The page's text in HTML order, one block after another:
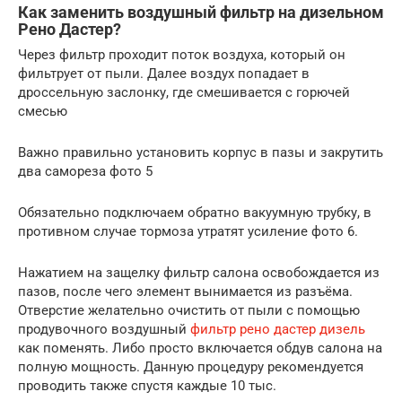
Как заменить воздушный фильтр на дизельном
Рено Дастер?
Через фильтр проходит поток воздуха, который он
фильтрует от пыли. Далее воздух попадает в
дроссельную заслонку, где смешивается с горючей
смесью
Важно правильно установить корпус в пазы и закрутить
два самореза фото 5
Обязательно подключаем обратно вакуумную трубку, в
противном случае тормоза утратят усиление фото 6.
Нажатием на защелку фильтр салона освобождается из
пазов, после чего элемент вынимается из разъёма.
Отверстие желательно очистить от пыли с помощью
продувочного воздушный фильтр рено дастер дизель
как поменять. Либо просто включается обдув салона на
полную мощность. Данную процедуру рекомендуется
проводить также спустя каждые 10 тыс.